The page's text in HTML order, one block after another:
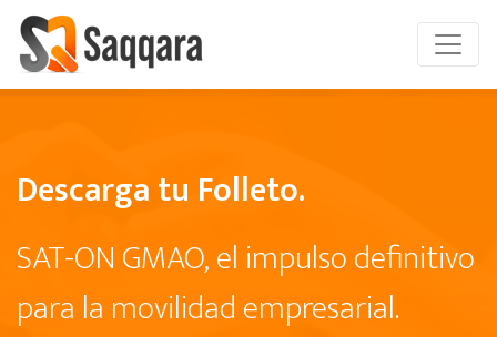
Descarga tu Folleto.
SAT-ON GMAO, el impulso definitivo
para la movilidad empresarial.